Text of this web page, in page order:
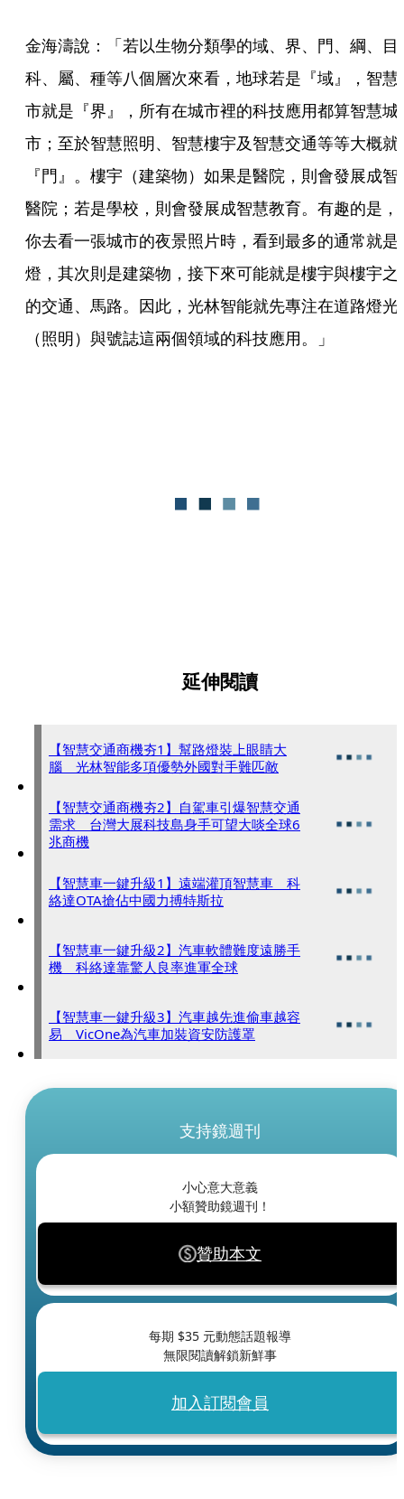
金海濤說：「若以生物分類學的域、界、門、綱、目
科、屬、種等八個層次來看，地球若是『域』，智慧
市就是『界』，所有在城市裡的科技應用都算智慧城
市；至於智慧照明、智慧樓宇及智慧交通等等大概就
『門』。樓宇（建築物）如果是醫院，則會發展成智
醫院；若是學校，則會發展成智慧教育。有趣的是，
你去看一張城市的夜景照片時，看到最多的通常就是
燈，其次則是建築物，接下來可能就是樓宇與樓宇之
的交通、馬路。因此，光林智能就先專注在道路燈光
（照明）與號誌這兩個領域的科技應用。」
延伸閱讀
【智慧交通商機夯1】幫路燈裝上眼睛大
腦 光林智能多項優勢外國對手難匹敵
【智慧交通商機夯2】自駕車引爆智慧交通
需求 台灣大展科技島身手可望大啖全球6
兆商機
【智慧車一鍵升級1】遠端灌頂智慧車 科
絡達OTA搶佔中國力搏特斯拉
【智慧車一鍵升級2】汽車軟體難度遠勝手
機 科絡達靠驚人良率進軍全球
【智慧車一鍵升級3】汽車越先進偷車越容
易 VicOne為汽車加裝資安防護罩
支持鏡週刊
小心意大意義
小額贊助鏡週刊！
贊助本文
每期 $35 元動態話題報導
無限閱讀解鎖新鮮事
加入訂閱會員